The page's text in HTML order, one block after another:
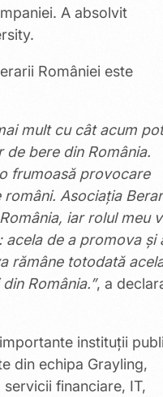
A absolvit
României este
mult cu cât acum pot
bere din România.
frumoasă provocare
Asociația
iar rolul meu
acela de a promova şi
rămâne totodată
România.”, a
instituții
din echipa Grayling,
financiare, IT,